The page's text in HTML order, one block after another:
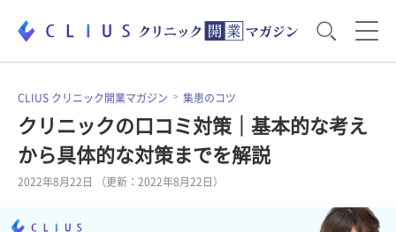
お役立ち資料 運営・経営のポイント
開業医のリアル 開業準備で大事なこと
電子カルテ・ICT 医療機器・事務機器
CLIUS クリニック開業マガジン 集患のコツ
クリニックの口コミ対策｜基本的な考え
から具体的な対策までを解説
2022年8月22日 （更新：2022年8月22日）